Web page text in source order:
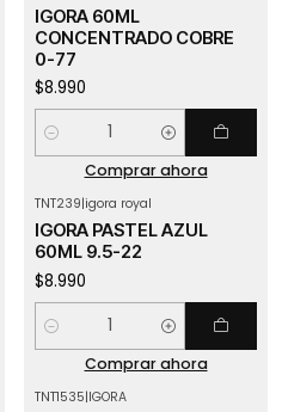
IGORA 60ML
CONCENTRADO COBRE
0-77
$8.990
Cantidad
Comprar ahora
TNT239|igora royal
IGORA PASTEL AZUL
60ML 9.5-22
$8.990
Cantidad
Comprar ahora
TNT1535|IGORA